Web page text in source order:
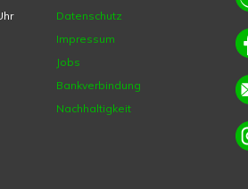
Datenschutz
Impressum
Jobs
Bankverbindung
Nachhaltigkeit